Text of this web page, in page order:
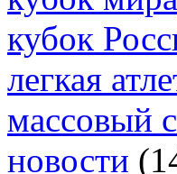
кубок
легкая
массовый
новости